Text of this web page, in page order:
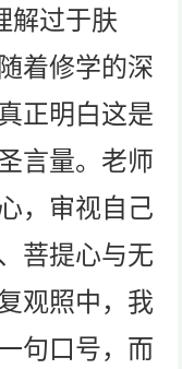
解过于肤
着修学的深
正明白这是
言量。老师
，审视自己
菩提心与无
观照中，我
句口号，而